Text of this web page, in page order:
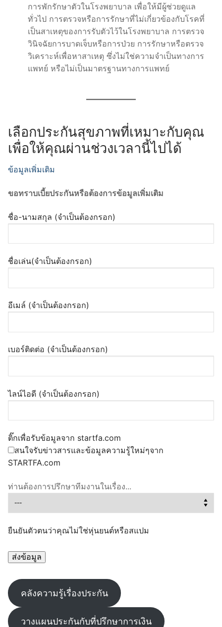
การพักรักษาตัวในโรงพยาบาล เพื่อให้มีผู้ช่วยดูแล
ทั่วไป การตรวจหรือการรักษาที่ไม่เกี่ยวข้องกับโรคที่
เป็นสาเหตุของการรับตัวไว้ในโรงพยาบาล การตรวจ
วินิจฉัยการบาดเจ็บหรือการป่วย การรักษาหรือตรวจ
วิเคราะห์เพื่อหาสาเหตุ ซึ่งไม่ใช่ความจำเป็นทางการ
แพทย์ หรือไม่เป็นมาตรฐานทางการแพทย์
เลือกประกันสุขภาพที่เหมาะกับคุณ
เพื่อให้คุณผ่านช่วงเวลานี้ไปได้
ข้อมูลเพิ่มเติม
ขอทราบเบี้ยประกันหรือต้องการข้อมูลเพิ่มเติม
ชื่อ-นามสกุล (จำเป็นต้องกรอก)
ชื่อเล่น(จำเป็นต้องกรอก)
อีเมล์ (จำเป็นต้องกรอก)
เบอร์ติดต่อ (จำเป็นต้องกรอก)
ไลน์ไอดี (จำเป็นต้องกรอก)
ติ๊กเพื่อรับข้อมูลจาก startfa.com
สนใจรับข่าวสารและข้อมูลความรู้ใหม่ๆจาก
STARTFA.com
ท่านต้องการปรึกษาทีมงานในเรื่อง...
ยืนยันตัวตนว่าคุณไม่ใช่หุ่นยนต์หรือสแปม
คลังความรู้เรื่องประกัน
วางแผนประกันกับที่ปรึกษาการเงิน